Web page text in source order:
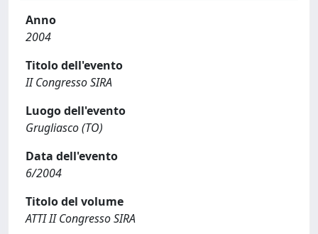
Anno
2004
Titolo dell'evento
II Congresso SIRA
Luogo dell'evento
Grugliasco (TO)
Data dell'evento
6/2004
Titolo del volume
ATTI II Congresso SIRA